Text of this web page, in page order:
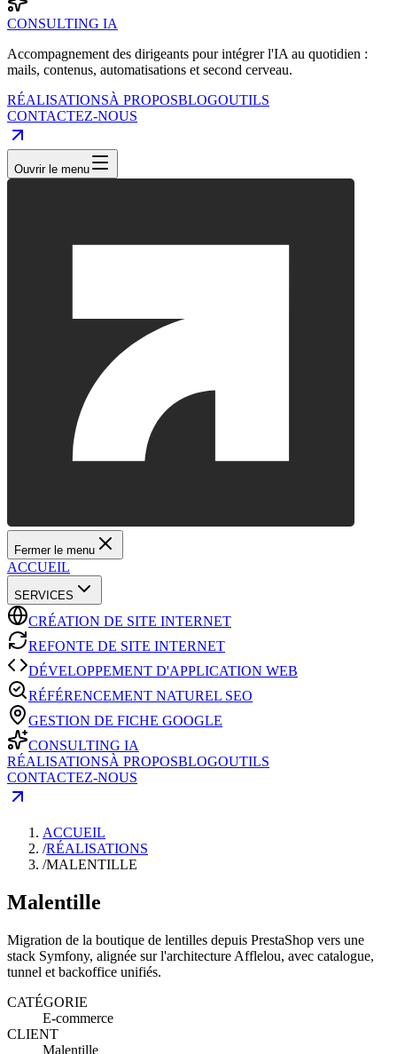
CONSULTING IA
Accompagnement des dirigeants pour intégrer l'IA au quotidien :
mails, contenus, automatisations et second cerveau.
RÉALISATIONSÀ PROPOSBLOGOUTILS
CONTACTEZ-NOUS
Ouvrir le menu
Fermer le menu
ACCUEIL
SERVICES
CRÉATION DE SITE INTERNET
REFONTE DE SITE INTERNET
DÉVELOPPEMENT D'APPLICATION WEB
RÉFÉRENCEMENT NATUREL SEO
GESTION DE FICHE GOOGLE
CONSULTING IA
RÉALISATIONSÀ PROPOSBLOGOUTILS
CONTACTEZ-NOUS
ACCUEIL
/RÉALISATIONS
/MALENTILLE
Malentille
Migration de la boutique de lentilles depuis PrestaShop vers une
stack Symfony, alignée sur l'architecture Afflelou, avec catalogue,
tunnel et backoffice unifiés.
CATÉGORIE
E-commerce
CLIENT
Malentille